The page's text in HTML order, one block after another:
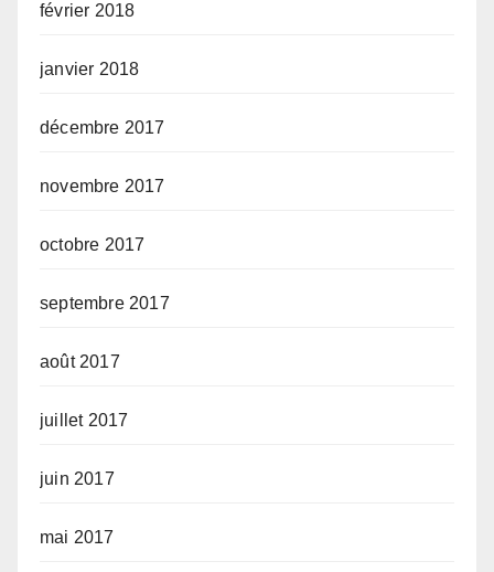
février 2018
janvier 2018
décembre 2017
novembre 2017
octobre 2017
septembre 2017
août 2017
juillet 2017
juin 2017
mai 2017